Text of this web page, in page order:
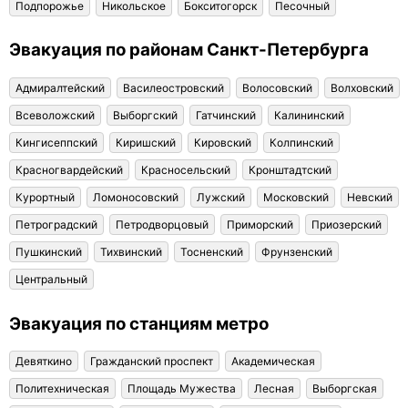
Подпорожье Никольское Бокситогорск Песочный
Эвакуация по районам Санкт-Петербурга
Адмиралтейский Василеостровский Волосовский
Волховский
Всеволожский
Выборгский Гатчинский
Калининский
Кингисеппский
Киришский Кировский
Колпинский
Красногвардейский
Красносельский
Кронштадтский
Курортный
Ломоносовский Лужский Московский
Невский
Петроградский
Петродворцовый Приморский
Приозерский
Пушкинский
Тихвинский Тосненский
Фрунзенский
Центральный
Эвакуация по станциям метро
Девяткино Гражданский проспект
Академическая
Политехническая
Площадь Мужества Лесная
Выборгская